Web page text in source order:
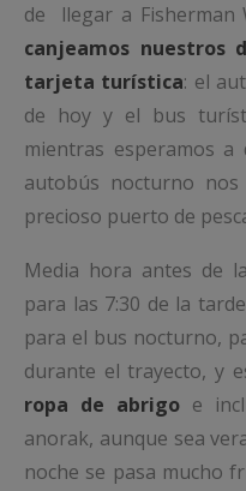
de llegar a Fisherman
canjeamos nuestros
tarjeta turística: el
de hoy y el bus
mientras esperamos
autobús nocturno
precioso puerto de
Media hora antes de
para las 7:30 de la
para el bus nocturno,
durante el trayecto, y
ropa de abrigo e
anorak, aunque sea
noche se pasa mucho